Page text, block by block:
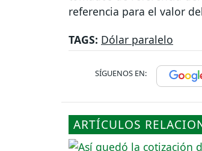
referencia para el valor
TAGS: Dólar paralelo
SÍGUENOS EN:
ARTÍCULOS